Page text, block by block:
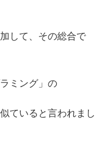
して、その総合で
ミング」の
ていると言われまし